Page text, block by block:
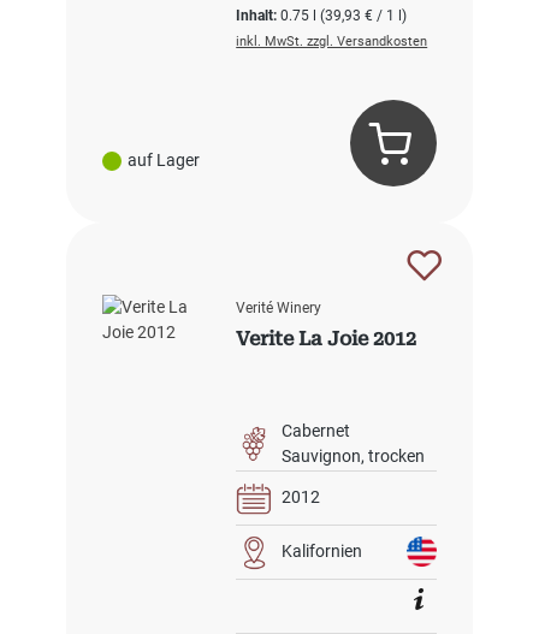
auf Lager
Inhalt:0.75 l(39,93 € / 1 l)
inkl. MwSt. zzgl. Versandkosten
Verité Winery
Verite La Joie 2012
Cabernet
Sauvignon trocken
2012
Kalifornien